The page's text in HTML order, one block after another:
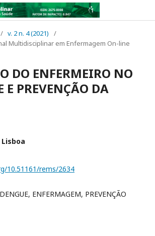
/ v. 2 n. 4 (2021)
/
Multidisciplinar em Enfermagem On-line
DO ENFERMEIRO NO
E PREVENÇÃO DA
10.51161/rems/2634
DENGUE, ENFERMAGEM, PREVENÇÃO